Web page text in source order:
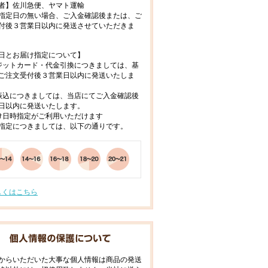
】佐川急便、ヤマト運輸
定日の無い場合、ご入金確認後または、ご
後３営業日以内に発送させていただきま
とお届け指定について】
ットカード・代金引換につきましては、基
注文受付後３営業日以内に発送いたしま
込につきましては、当店にてご入金確認後
以内に発送いたします。
日時指定がご利用いただけます
定につきましては、以下の通りです。
くはこちら
らいただいた大事な個人情報は商品の発送